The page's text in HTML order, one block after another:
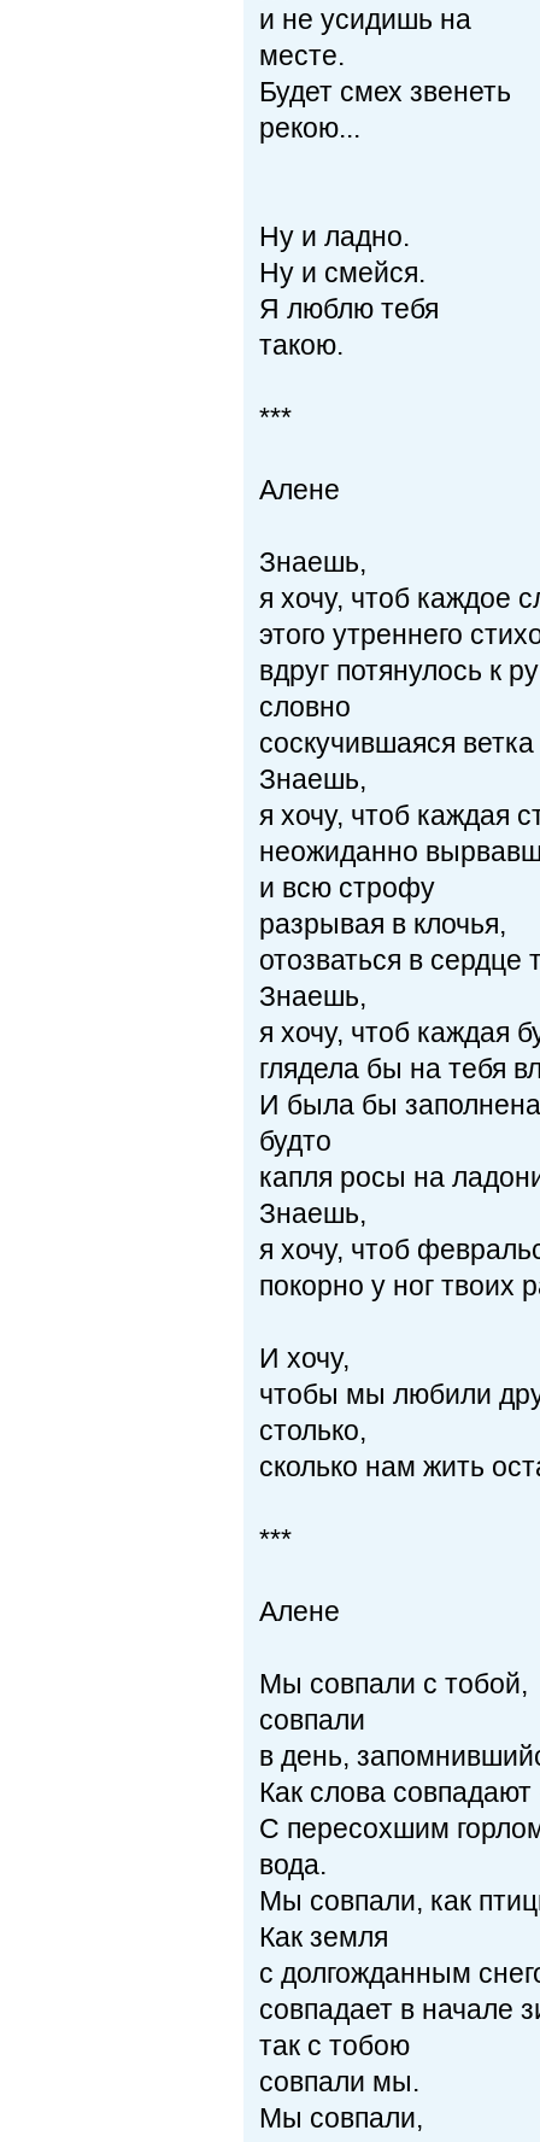
и не усидишь на
месте.
Будет смех звенеть
рекою...
Ну и ладно.
Ну и смейся.
Я люблю тебя
такою.
***
Алене
Знаешь,
я хочу, чтоб каждое
этого утреннего
вдруг потянулось к
словно
соскучившаяся
Знаешь,
я хочу, чтоб каждая
неожиданно
и всю строфу
разрывая в клочья,
отозваться в сердце
Знаешь,
я хочу, чтоб каждая
глядела бы на тебя
И была бы
будто
капля росы на
Знаешь,
я хочу, чтоб
покорно у ног твоих
И хочу,
чтобы мы любили
столько,
сколько нам жить
***
Алене
Мы совпали с тобой,
совпали
в день,
Как слова совпадают
С пересохшим
вода.
Мы совпали, как
Как земля
с долгожданным
совпадает в начале
так с тобою
совпали мы.
Мы совпали,